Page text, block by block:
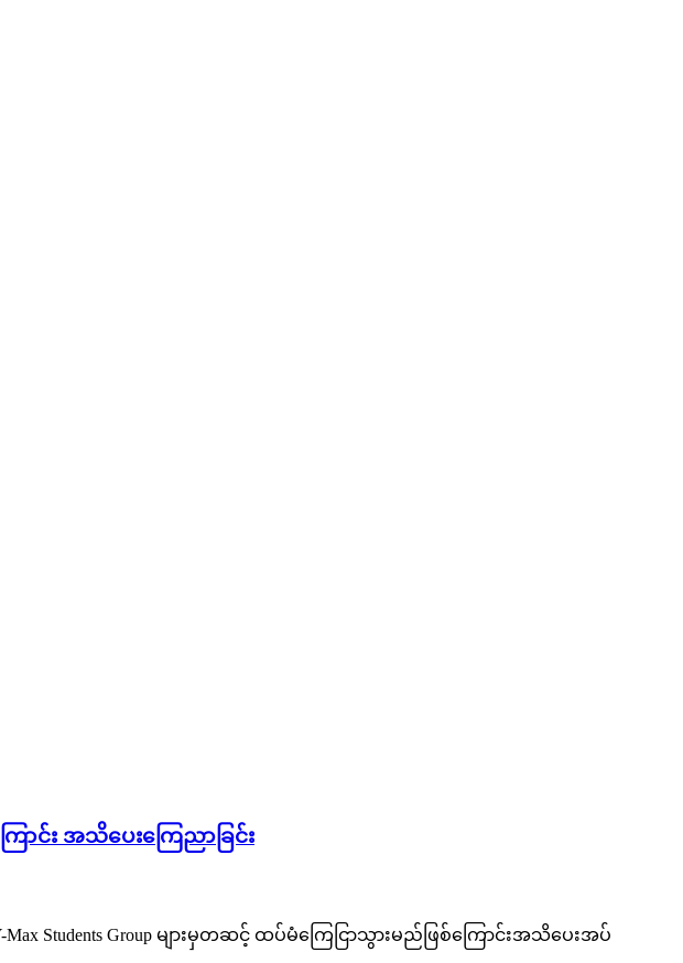
ာင်း အသိပေးကြေညာခြင်း
Students Group များမှတဆင့် ထပ်မံကြေငြာသွားမည်ဖြစ်ကြောင်းအသိပေးအပ်